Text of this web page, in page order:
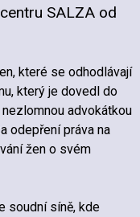
SALZA od
které se odhodlávají
který je dovedl do
advokátkou
odepření práva na
žen o svém
soudní síně, kde